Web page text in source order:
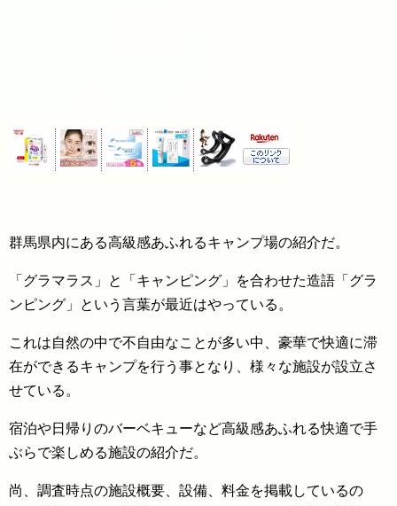
群馬県内にある高級感あふれるキャンプ場の紹介だ。
「グラマラス」と「キャンピング」を合わせた造語「グラ
ンピング」という言葉が最近はやっている。
これは自然の中で不自由なことが多い中、豪華で快適に滞
在ができるキャンプを行う事となり、様々な施設が設立さ
せている。
宿泊や日帰りのバーベキューなど高級感あふれる快適で手
ぶらで楽しめる施設の紹介だ。
尚、調査時点の施設概要、設備、料金を掲載しているの